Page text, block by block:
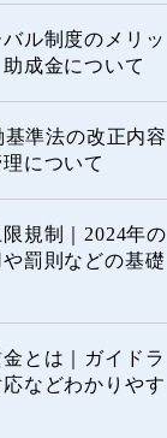
ル制度のメリッ
成金について
基準法の改正内容
について
規制｜2024年の
罰則などの基礎
とは｜ガイドラ
などわかりやす